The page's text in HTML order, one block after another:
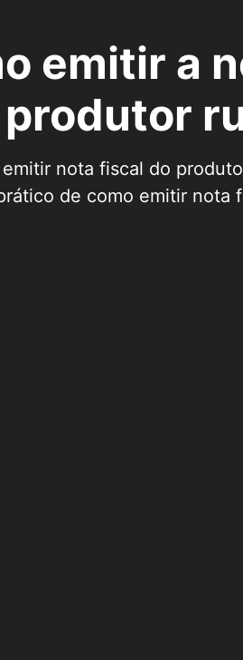
emitir a
produtor
emitir nota fiscal do
de como emitir nota